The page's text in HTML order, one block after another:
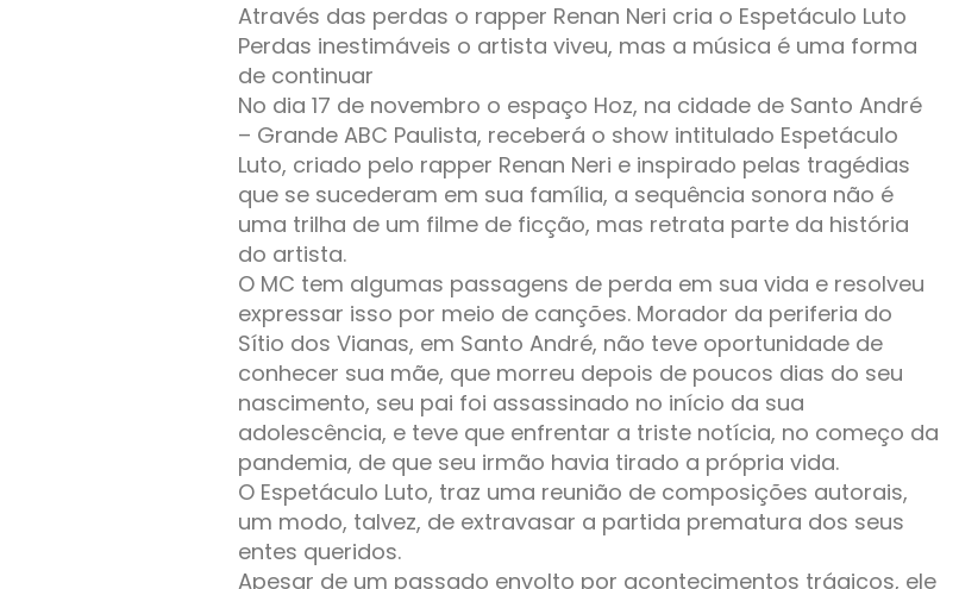
Através das perdas o rapper Renan Neri cria o Espetáculo Luto
Perdas inestimáveis o artista viveu, mas a música é uma forma
de continuar
No dia 17 de novembro o espaço Hoz, na cidade de Santo André
– Grande ABC Paulista, receberá o show intitulado Espetáculo
Luto, criado pelo rapper Renan Neri e inspirado pelas tragédias
que se sucederam em sua família, a sequência sonora não é
uma trilha de um filme de ficção, mas retrata parte da história
do artista.
O MC tem algumas passagens de perda em sua vida e resolveu
expressar isso por meio de canções. Morador da periferia do
Sítio dos Vianas, em Santo André, não teve oportunidade de
conhecer sua mãe, que morreu depois de poucos dias do seu
nascimento, seu pai foi assassinado no início da sua
adolescência, e teve que enfrentar a triste notícia, no começo da
pandemia, de que seu irmão havia tirado a própria vida.
O Espetáculo Luto, traz uma reunião de composições autorais,
um modo, talvez, de extravasar a partida prematura dos seus
entes queridos.
Apesar de um passado envolto por acontecimentos trágicos, ele